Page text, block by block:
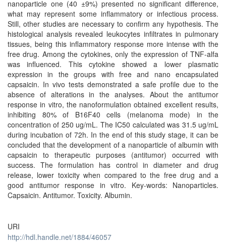
nanoparticle one (40 ±9%) presented no significant difference,
what may represent some inflammatory or infectious process.
Still, other studies are necessary to confirm any hypothesis. The
histological analysis revealed leukocytes infiltrates in pulmonary
tissues, being this inflammatory response more intense with the
free drug. Among the cytokines, only the expression of TNF-alfa
was influenced. This cytokine showed a lower plasmatic
expression in the groups with free and nano encapsulated
capsaicin. In vivo tests demonstrated a safe profile due to the
absence of alterations in the analyses. About the antitumor
response in vitro, the nanoformulation obtained excellent results,
inhibiting 80% of B16F40 cells (melanoma mode) in the
concentration of 250 ug/mL. The IC50 calculated was 31.5 ug/mL
during incubation of 72h. In the end of this study stage, it can be
concluded that the development of a nanoparticle of albumin with
capsaicin to therapeutic purposes (antitumor) occurred with
success. The formulation has control in diameter and drug
release, lower toxicity when compared to the free drug and a
good antitumor response in vitro. Key-words: Nanoparticles.
Capsaicin. Antitumor. Toxicity. Albumin.
URI
http://hdl.handle.net/1884/46057